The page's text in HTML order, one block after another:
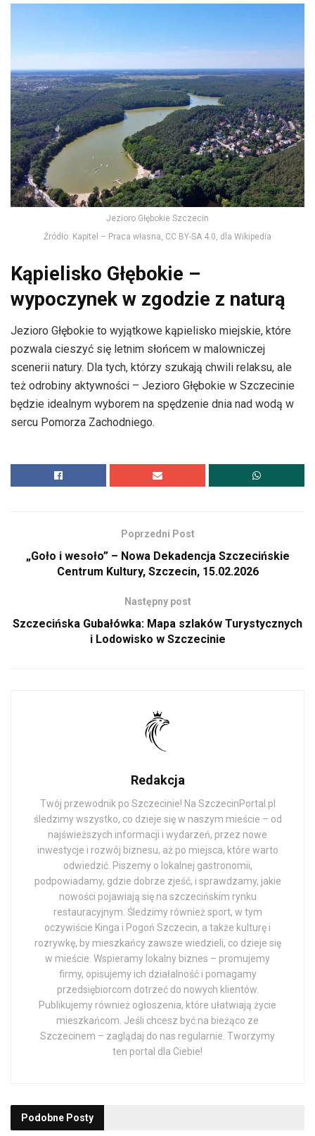
Jezioro Głębokie Szczecin
Źródło: Kapitel – Praca własna, CC BY-SA 4.0, dla Wikipedia
Kąpielisko Głębokie –
wypoczynek w zgodzie z naturą
Jezioro Głębokie to wyjątkowe kąpielisko miejskie, które
pozwala cieszyć się letnim słońcem w malowniczej
scenerii natury. Dla tych, którzy szukają chwili relaksu, ale
też odrobiny aktywności – Jezioro Głębokie w Szczecinie
będzie idealnym wyborem na spędzenie dnia nad wodą w
sercu Pomorza Zachodniego.
Poprzedni Post
„Goło i wesoło” – Nowa Dekadencja Szczecińskie
Centrum Kultury, Szczecin, 15.02.2026
Następny post
Szczecińska Gubałówka: Mapa szlaków Turystycznych
i Lodowisko w Szczecinie
Redakcja
Twój przewodnik po Szczecinie! Na SzczecinPortal.pl
śledzimy wszystko, co dzieje się w naszym mieście – od
najświeższych informacji i wydarzeń, przez nowe
inwestycje i rozwój biznesu, aż po miejsca, które warto
odwiedzić. Piszemy o lokalnej gastronomii,
podpowiadamy, gdzie dobrze zjeść, i sprawdzamy, jakie
nowości pojawiają się na szczecińskim rynku
restauracyjnym. Śledzimy również sport, w tym
oczywiście Kinga i Pogoń Szczecin, a także kulturę i
rozrywkę, by mieszkańcy zawsze wiedzieli, co dzieje się
w mieście. Wspieramy lokalny biznes – promujemy
firmy, opisujemy ich działalność i pomagamy
przedsiębiorcom dotrzeć do nowych klientów.
Publikujemy również ogłoszenia, które ułatwiają życie
mieszkańcom. Jeśli chcesz być na bieżąco ze
Szczecinem – zaglądaj do nas regularnie. Tworzymy
ten portal dla Ciebie!
Podobne Posty